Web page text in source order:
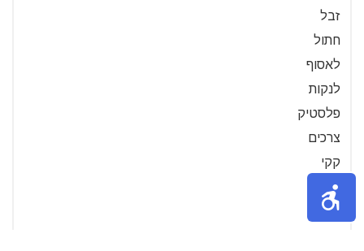
זבל
חתול
לאסוף
לנקות
פלסטיק
צרכים
קקי
שקיות
שקית